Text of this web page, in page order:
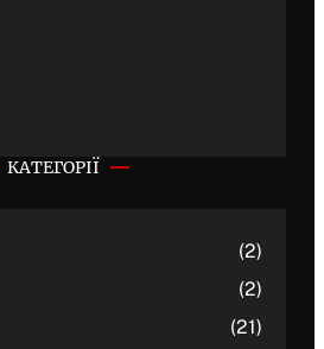
КАТЕГОРІЇ
(2)
(2)
(21)